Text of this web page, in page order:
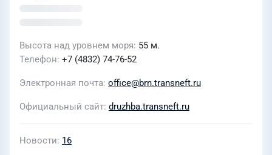
Высота над уровнем моря 55 м.
Телефон +7 (4832) 74-76-52
Электронная почта office@brn.transneft.ru
Официальный сайт druzhba.transneft.ru
Новости 16